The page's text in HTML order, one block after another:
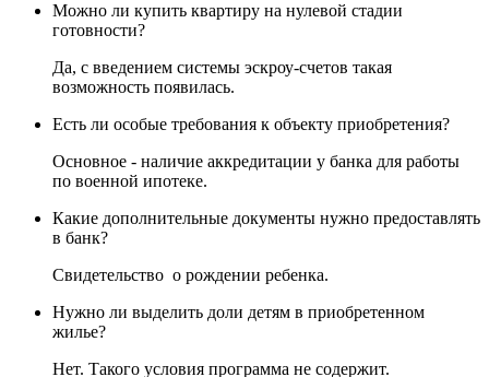
Можно ли купить квартиру на нулевой стадии
готовности?
Да, с введением системы эскроу-счетов такая
возможность появилась.
Есть ли особые требования к объекту приобретения?
Основное - наличие аккредитации у банка для работы
по военной ипотеке.
Какие дополнительные документы нужно предоставлять
в банк?
Свидетельство о рождении ребенка.
Нужно ли выделить доли детям в приобретенном
жилье?
Нет. Такого условия программа не содержит.